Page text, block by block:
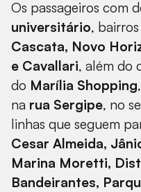
Os passageiros com
universitário, bairros
Cascata, Novo
e Cavallari, além do
do Marília Shopping
na rua Sergipe, no
linhas que seguem
Cesar Almeida,
Marina Moretti,
Bandeirantes,